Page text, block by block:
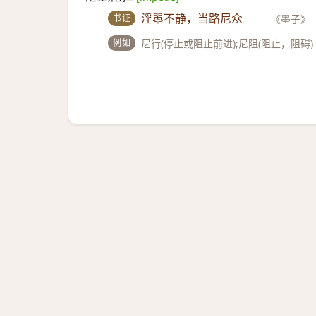
书证 淫嚣不静，当路尼众 —— 《墨子》
例如 尼行(停止或阻止前进);尼阻(阻止，阻碍)